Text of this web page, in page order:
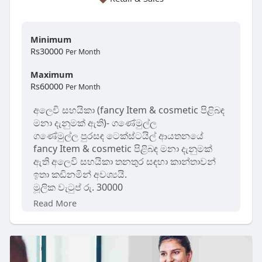
දුරකථන අංකය : 0740661437 / 076 133 4932
එක්වන්න.
Employer : Amanté Lanka PVT Limited
Job type : Full time
Required Education : Ordinary level
Required work experience : 0
Minimum
Rs30000 Per Month
Maximum
Rs60000 Per Month
අලෙවි සහයිකා (fancy Item & cosmetic පිළිබඳ
මනා දැනුමක් ඇති)- ගණේමුල්ල
ගණේමුල්ල පුරසඳ ටෙක්ස්ටයිල් ආයතනයේ
fancy Item & cosmetic පිළිබඳ මනා දැනුමක්
ඇති අලෙවි සහයිකා තනතුර සඳහා කාන්තාවන්
ඉතා කඩිනමින් අවශ්‍යයි.
මූලික වැටුප් රු. 30000
වයස අවුරුදු 25 - 40 අතර කාන්තාවන් වීම
අවම වශයෙන් වසරක අලෙවි (Sales) පළපුරුද්ද
තිබීම.
Read More